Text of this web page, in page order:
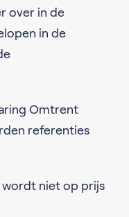
over in de
in de
Omtrent
referenties
wordt niet op prijs